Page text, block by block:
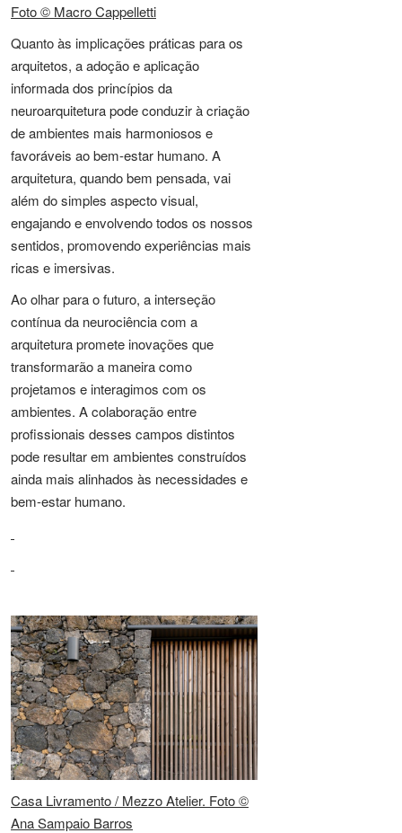
Foto © Macro Cappelletti
Quanto às implicações práticas para os
arquitetos, a adoção e aplicação
informada dos princípios da
neuroarquitetura pode conduzir à criação
de ambientes mais harmoniosos e
favoráveis ao bem-estar humano. A
arquitetura, quando bem pensada, vai
além do simples aspecto visual,
engajando e envolvendo todos os nossos
sentidos, promovendo experiências mais
ricas e imersivas.
Ao olhar para o futuro, a interseção
contínua da neurociência com a
arquitetura promete inovações que
transformarão a maneira como
projetamos e interagimos com os
ambientes. A colaboração entre
profissionais desses campos distintos
pode resultar em ambientes construídos
ainda mais alinhados às necessidades e
bem-estar humano.
Casa Livramento / Mezzo Atelier. Foto ©
Ana Sampaio Barros